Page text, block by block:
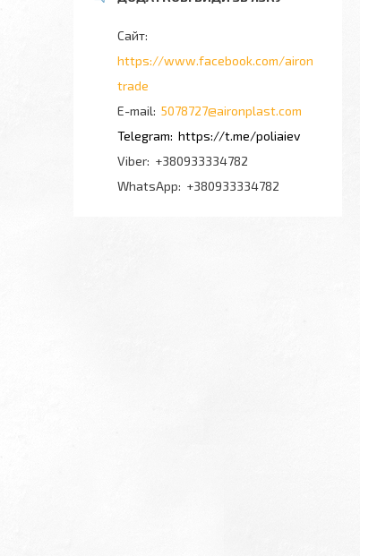
https://www.facebook.com/airon
trade
5078727@aironplast.com
https://t.me/poliaiev
+380933334782
+380933334782